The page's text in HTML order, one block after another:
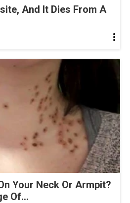
And It Dies From A
Your Neck Or Armpit?
Of...